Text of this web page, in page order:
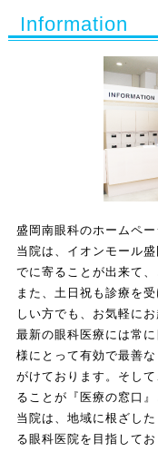
Information
盛岡南眼科のホームペー
当院は、イオンモール
でに寄ることが出来て、
また、土日祝も診療を
しい方でも、お気軽にお
最新の眼科医療には常
様にとって有効で最善
がけております。そし
ることが『医療の窓口
当院は、地域に根ざし
る眼科医院を目指して